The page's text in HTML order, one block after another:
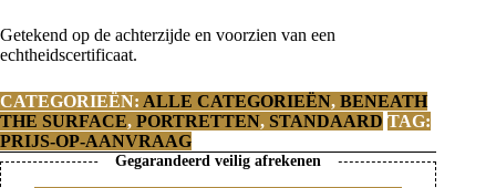
Getekend op de achterzijde en voorzien van een
echtheidscertificaat.
CATEGORIEËN: ALLE CATEGORIEËN, BENEATH
THE SURFACE, PORTRETTEN, STANDAARD TAG:
PRIJS-OP-AANVRAAG
Gegarandeerd veilig afrekenen